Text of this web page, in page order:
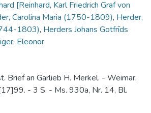
[Reinhard, Karl Friedrich Graf von
Carolina Maria (1750-1809), Herder,
1803), Herders Johans Gotfrīds
Eleonor
Brief an Garlieb H. Merkel. - Weimar,
- 3 S. - Ms. 930a, Nr. 14, Bl.